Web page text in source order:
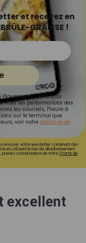
et recevez en
GRAISSE !
Players analyse le taux
les performances des
les courriels, l'heure à
sur le terminal que
voir notre politique de
envoyer votre newsletter contenant des
en utilisant le lien de désabonnement
prenez connaissance de notreCharte de
excellent